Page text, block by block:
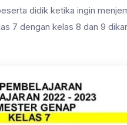
didik ketika ingin
7 dengan kelas 8 dan 9